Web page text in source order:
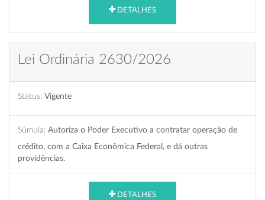
DETALHES
Lei Ordinária 2630/2026
Status: Vigente
Súmula: Autoriza o Poder Executivo a contratar operação de
crédito, com a Caixa Econômica Federal, e dá outras
providências.
DETALHES